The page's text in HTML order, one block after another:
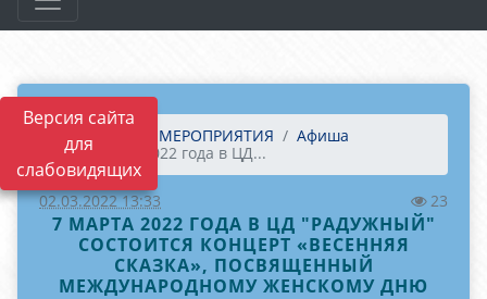
Версия сайта
для
слабовидящих
Главная МЕРОПРИЯТИЯ
Афиша
7 марта 2022 года в ЦД...
02.03.2022 13:33 23
7 МАРТА 2022 ГОДА В ЦД "РАДУЖНЫЙ"
СОСТОИТСЯ КОНЦЕРТ «ВЕСЕННЯЯ
СКАЗКА», ПОСВЯЩЕННЫЙ
МЕЖДУНАРОДНОМУ ЖЕНСКОМУ ДНЮ